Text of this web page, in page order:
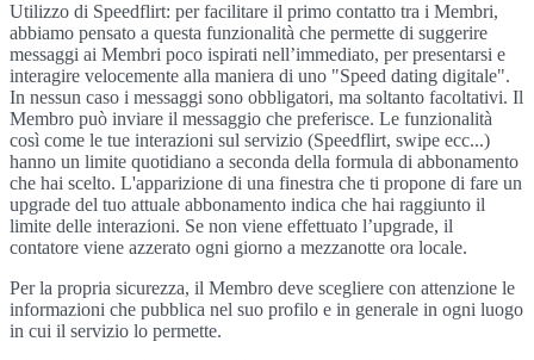
Utilizzo di Speedflirt: per facilitare il primo contatto tra i Membri,
abbiamo pensato a questa funzionalità che permette di suggerire
messaggi ai Membri poco ispirati nell’immediato, per presentarsi e
interagire velocemente alla maniera di uno "Speed dating digitale".
In nessun caso i messaggi sono obbligatori, ma soltanto facoltativi. Il
Membro può inviare il messaggio che preferisce. Le funzionalità
così come le tue interazioni sul servizio (Speedflirt, swipe ecc...)
hanno un limite quotidiano a seconda della formula di abbonamento
che hai scelto. L'apparizione di una finestra che ti propone di fare un
upgrade del tuo attuale abbonamento indica che hai raggiunto il
limite delle interazioni. Se non viene effettuato l’upgrade, il
contatore viene azzerato ogni giorno a mezzanotte ora locale.
Per la propria sicurezza, il Membro deve scegliere con attenzione le
informazioni che pubblica nel suo profilo e in generale in ogni luogo
in cui il servizio lo permette.